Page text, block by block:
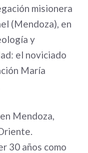
misionera
(Mendoza), en
y
el noviciado
María
Mendoza,
30 años como